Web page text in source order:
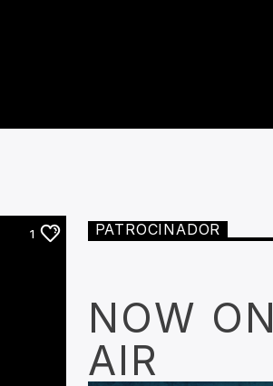
1 PATROCINADOR
NOW ON
AIR